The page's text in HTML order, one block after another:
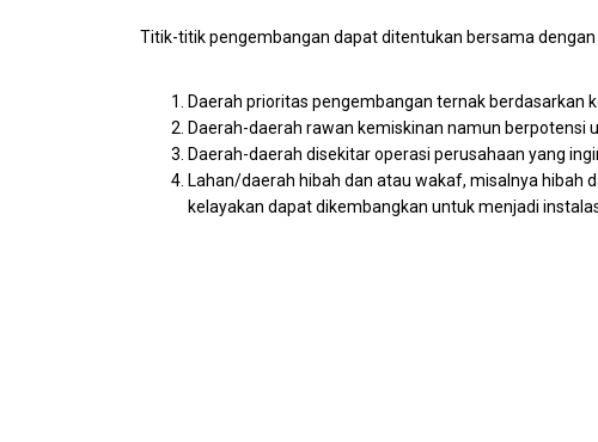
Titik-titik pengembangan dapat ditentukan bersama
Daerah prioritas pengembangan ternak berdasarkan
Daerah-daerah rawan kemiskinan namun berpotensi
Daerah-daerah disekitar operasi perusahaan yang
Lahan/daerah hibah dan atau wakaf, misalnya hibah
kelayakan dapat dikembangkan untuk menjadi